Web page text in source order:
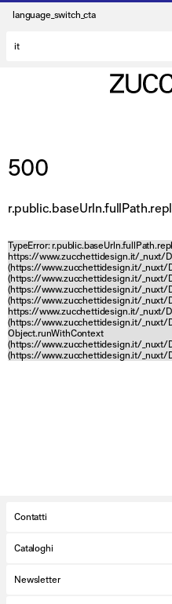
language_switch_cta
500
TypeError:
https://www.zucchettidesign.it/_nuxt/
(https://www.zucchettidesign.it/_nuxt/
(https://www.zucchettidesign.it/_nuxt/
(https://www.zucchettidesign.it/_nuxt/
(https://www.zucchettidesign.it/_nuxt/
https://www.zucchettidesign.it/_nuxt/
(https://www.zucchettidesign.it/_nuxt/
Object.runWithContext
(https://www.zucchettidesign.it/_nuxt/
(https://www.zucchettidesign.it/_nuxt/
Contatti
Cataloghi
Newsletter